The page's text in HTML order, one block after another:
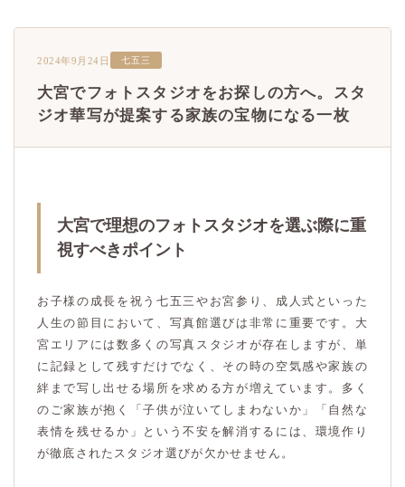
2024年9月24日 七五三
大宮でフォトスタジオをお探しの方へ。スタ
ジオ華写が提案する家族の宝物になる一枚
大宮で理想のフォトスタジオを選ぶ際に重
視すべきポイント
お子様の成長を祝う七五三やお宮参り、成人式といった
人生の節目において、写真館選びは非常に重要です。大
宮エリアには数多くの写真スタジオが存在しますが、単
に記録として残すだけでなく、その時の空気感や家族の
絆まで写し出せる場所を求める方が増えています。多く
のご家族が抱く「子供が泣いてしまわないか」「自然な
表情を残せるか」という不安を解消するには、環境作り
が徹底されたスタジオ選びが欠かせません。